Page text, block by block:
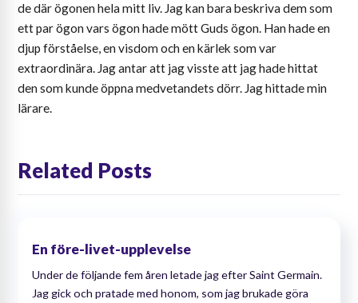
de där ögonen hela mitt liv. Jag kan bara beskriva dem som
ett par ögon vars ögon hade mött Guds ögon. Han hade en
djup förståelse, en visdom och en kärlek som var
extraordinära. Jag antar att jag visste att jag hade hittat
den som kunde öppna medvetandets dörr. Jag hittade min
lärare.
Related Posts
En före-livet-upplevelse
Under de följande fem åren letade jag efter Saint Germain.
Jag gick och pratade med honom, som jag brukade göra